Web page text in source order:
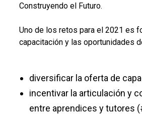
Construyendo el Futuro.
Uno de los retos para el 2021 es
capacitación y las oportunidades
diversificar la oferta de
incentivar la articulación y
entre aprendices y tutores